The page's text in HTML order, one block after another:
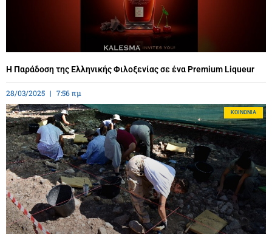
Η Παράδοση της Ελληνικής Φιλοξενίας σε ένα Premium Liqueur
28/03/2025 7:56 πμ
ΚΟΙΝΩΝΊΑ